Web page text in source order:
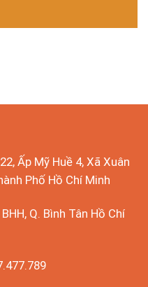
Ấp Mỹ Huề 4, Xã Xuân
Phố Hồ Chí Minh
Q. Bình Tân Hồ Chí